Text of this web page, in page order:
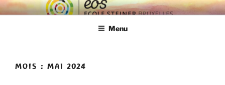
ECOLE EOS
Ecole Steiner Bruxelles
Menu
MOIS : MAI 2024